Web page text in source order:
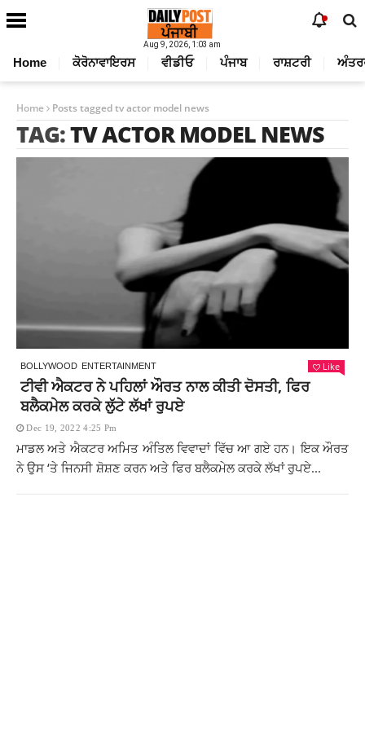
Aug 9, 2026, 1:03 am
Home ਕੋਰੋਨਾਵਾਇਰਸ ਵੀਡੀਓ ਪੰਜਾਬ ਰਾਸ਼ਟਰੀ
Home Posts tagged tv actor model news
TAG:TV ACTOR MODEL NEWS
BOLLYWOOD ENTERTAINMENT Like
ਟੀਵੀ ਐਕਟਰ ਨੇ ਪਹਿਲਾਂ ਔਰਤ ਨਾਲ ਕੀਤੀ ਦੋਸਤੀ, ਫਿਰ
ਬਲੈਕਮੇਲ ਕਰਕੇ ਲੁੱਟੇ ਲੱਖਾਂ ਰੁਪਏ
Dec 19, 2022 4:25 Pm
ਮਾਡਲ ਅਤੇ ਐਕਟਰ ਅਮਿਤ ਅੰਤਿਲ ਵਿਵਾਦਾਂ ਵਿੱਚ ਆ ਗਏ ਹਨ। ਇਕ ਔਰਤ
ਨੇ ਉਸ ‘ਤੇ ਜਿਨਸੀ ਸ਼ੋਸ਼ਣ ਕਰਨ ਅਤੇ ਫਿਰ ਬਲੈਕਮੇਲ ਕਰਕੇ ਲੱਖਾਂ ਰੁਪਏ...